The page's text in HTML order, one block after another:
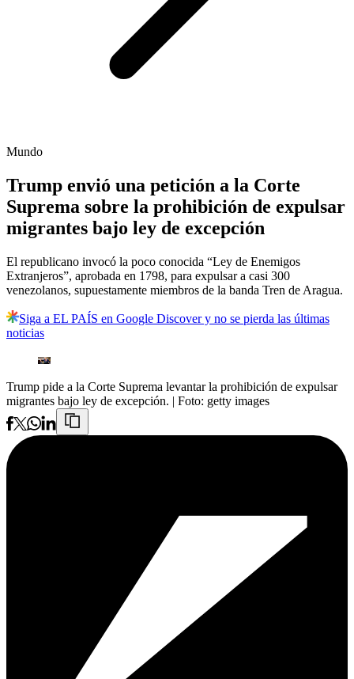
Mundo
Trump envió una petición a la Corte
Suprema sobre la prohibición de expulsar
migrantes bajo ley de excepción
El republicano invocó la poco conocida “Ley de Enemigos
Extranjeros”, aprobada en 1798, para expulsar a casi 300
venezolanos, supuestamente miembros de la banda Tren de Aragua.
Siga a EL PAÍS en Google Discover y no se pierda las últimas
noticias
Trump pide a la Corte Suprema levantar la prohibición de expulsar
migrantes bajo ley de excepción. | Foto: getty images